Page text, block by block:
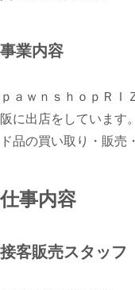
事業内容
ｐａｗｎｓｈｏｐＲＩ
阪に出店をしています
ド品の買い取り・販売
仕事内容
接客販売スタッフ